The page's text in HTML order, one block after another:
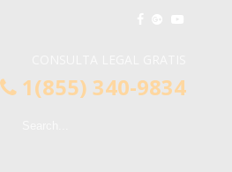
1(855) 340-9834